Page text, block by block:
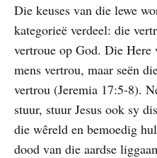
Die keuses van die lewe
kategorieë verdeel: die
vertroue op God. Die
mens vertrou, maar seën
vertrou (Jeremia 17:5-8).
stuur, stuur Jesus ook sy
die wêreld en bemoedig
dood van die aardse